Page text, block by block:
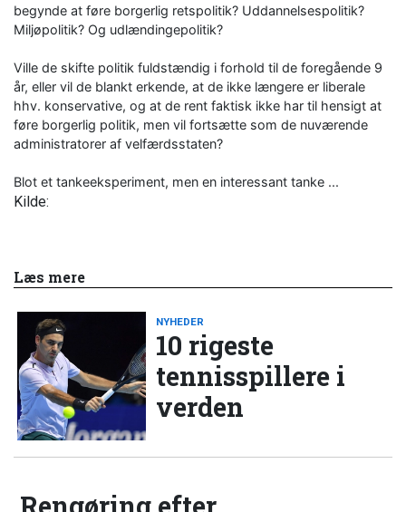
begynde at føre borgerlig retspolitik? Uddannelsespolitik?
Miljøpolitik? Og udlændingepolitik?
Ville de skifte politik fuldstændig i forhold til de foregående 9
år, eller vil de blankt erkende, at de ikke længere er liberale
hhv. konservative, og at de rent faktisk ikke har til hensigt at
føre borgerlig politik, men vil fortsætte som de nuværende
administratorer af velfærdsstaten?
Blot et tankeeksperiment, men en interessant tanke ...
Kilde:
Læs mere
NYHEDER
10 rigeste
tennisspillere i
verden